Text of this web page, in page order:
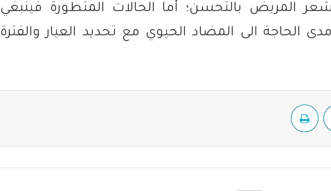
المريض بالتحسن؛ أما الحالات المتطورة فينبغي
الحاجة الى المضاد الحيوي مع تحديد العيار والفترة
مشاركة عبر البريد